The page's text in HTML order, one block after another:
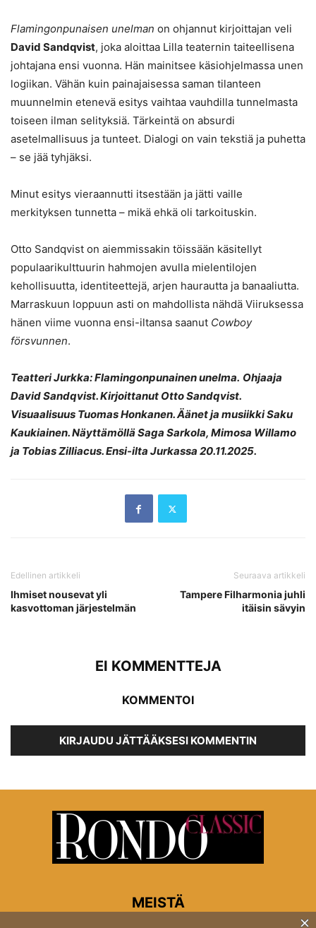
Flamingonpunaisen unelman on ohjannut kirjoittajan veli
David Sandqvist, joka aloittaa Lilla teaternin taiteellisena
johtajana ensi vuonna. Hän mainitsee käsiohjelmassa unen
logiikan. Vähän kuin painajaisessa saman tilanteen
muunnelmin etenevä esitys vaihtaa vauhdilla tunnelmasta
toiseen ilman selityksiä. Tärkeintä on absurdi
asetelmallisuus ja tunteet. Dialogi on vain tekstiä ja puhetta
– se jää tyhjäksi.
Minut esitys vieraannutti itsestään ja jätti vaille
merkityksen tunnetta – mikä ehkä oli tarkoituskin.
Otto Sandqvist on aiemmissakin töissään käsitellyt
populaarikulttuurin hahmojen avulla mielentilojen
kehollisuutta, identiteettejä, arjen haurautta ja banaaliutta.
Marraskuun loppuun asti on mahdollista nähdä Viiruksessa
hänen viime vuonna ensi-iltansa saanut Cowboy
försvunnen.
Teatteri Jurkka:Flamingonpunainen unelma. Ohjaaja
David Sandqvist. Kirjoittanut Otto Sandqvist.
Visuaalisuus Tuomas Honkanen. Äänet ja musiikki Saku
Kaukiainen. Näyttämöllä Saga Sarkola, Mimosa Willamo
ja Tobias Zilliacus. Ensi-ilta Jurkassa 20.11.2025.
Edellinen artikkeli
Ihmiset nousevat yli
kasvottoman järjestelmän
Seuraava artikkeli
Tampere Filharmonia juhli
itäisin sävyin
EI KOMMENTTEJA
KOMMENTOI
KIRJAUDU JÄTTÄÄKSESI KOMMENTIN
MEISTÄ